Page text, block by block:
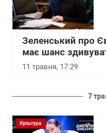
Зеленський про
має шанс
11 травня, 17:29
7
Культура